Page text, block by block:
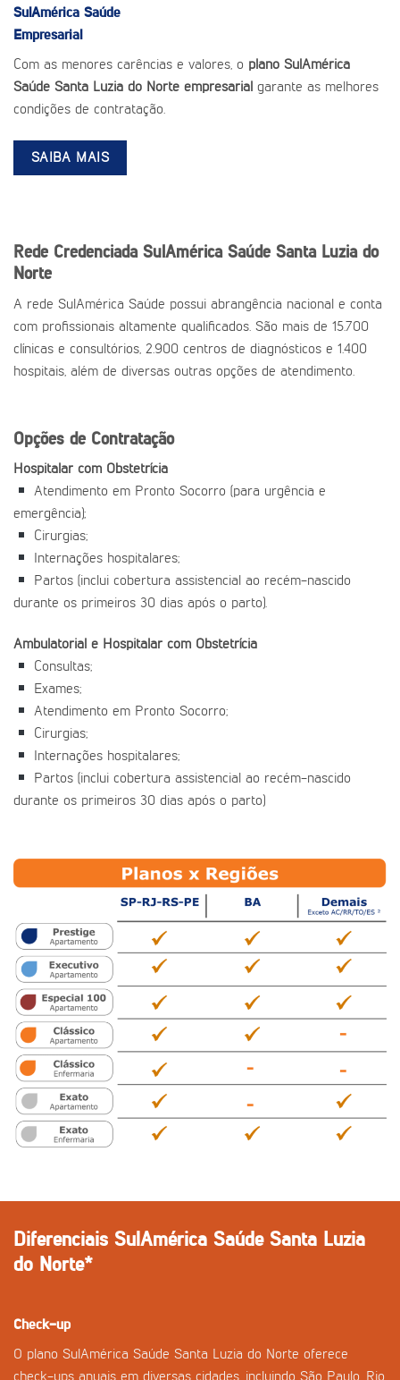
SulAmérica Saúde
Empresarial
Com as menores carências e valores, o plano SulAmérica
Saúde Santa Luzia do Norte empresarial garante as melhores
condições de contratação.
SAIBA MAIS
Rede Credenciada SulAmérica Saúde Santa Luzia do
Norte
A rede SulAmérica Saúde possui abrangência nacional e conta
com profissionais altamente qualificados. São mais de 15.700
clínicas e consultórios, 2.900 centros de diagnósticos e 1.400
hospitais, além de diversas outras opções de atendimento.
Opções de Contratação
Hospitalar com Obstetrícia
Atendimento em Pronto Socorro (para urgência e
emergência);
Cirurgias;
Internações hospitalares;
Partos (inclui cobertura assistencial ao recém-nascido
durante os primeiros 30 dias após o parto).
Ambulatorial e Hospitalar com Obstetrícia
Consultas;
Exames;
Atendimento em Pronto Socorro;
Cirurgias;
Internações hospitalares;
Partos (inclui cobertura assistencial ao recém-nascido
durante os primeiros 30 dias após o parto)
Diferenciais SulAmérica Saúde Santa Luzia
do Norte*
Check-up
O plano SulAmérica Saúde Santa Luzia do Norte oferece